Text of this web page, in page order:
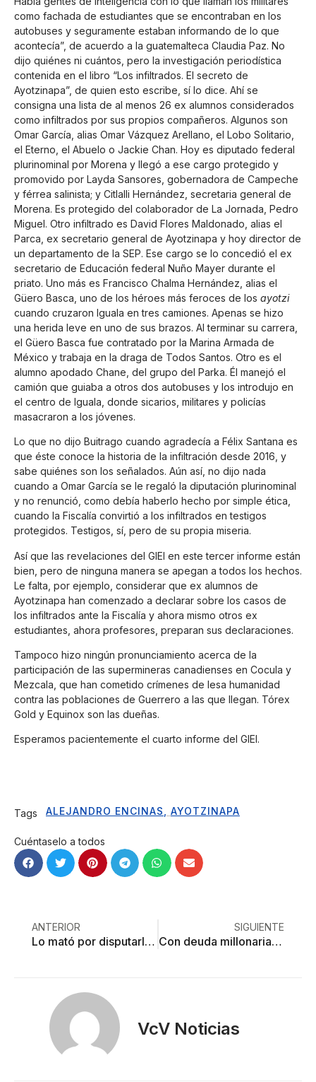
como fachada de estudiantes que se encontraban en los
autobuses y seguramente estaban informando de lo que
acontecía”, de acuerdo a la guatemalteca Claudia Paz. No
dijo quiénes ni cuántos, pero la investigación periodística
contenida en el libro “Los infiltrados. El secreto de
Ayotzinapa”, de quien esto escribe, sí lo dice. Ahí se
consigna una lista de al menos 26 ex alumnos considerados
como infiltrados por sus propios compañeros. Algunos son
Omar García, alias Omar Vázquez Arellano, el Lobo Solitario,
el Eterno, el Abuelo o Jackie Chan. Hoy es diputado federal
plurinominal por Morena y llegó a ese cargo protegido y
promovido por Layda Sansores, gobernadora de Campeche
y férrea salinista; y Citlalli Hernández, secretaria general de
Morena. Es protegido del colaborador de La Jornada, Pedro
Miguel. Otro infiltrado es David Flores Maldonado, alias el
Parca, ex secretario general de Ayotzinapa y hoy director de
un departamento de la SEP. Ese cargo se lo concedió el ex
secretario de Educación federal Nuño Mayer durante el
priato. Uno más es Francisco Chalma Hernández, alias el
Güero Basca, uno de los héroes más feroces de los ayotzi
cuando cruzaron Iguala en tres camiones. Apenas se hizo
una herida leve en uno de sus brazos. Al terminar su carrera,
el Güero Basca fue contratado por la Marina Armada de
México y trabaja en la draga de Todos Santos. Otro es el
alumno apodado Chane, del grupo del Parka. Él manejó el
camión que guiaba a otros dos autobuses y los introdujo en
el centro de Iguala, donde sicarios, militares y policías
masacraron a los jóvenes.
Lo que no dijo Buitrago cuando agradecía a Félix Santana es
que éste conoce la historia de la infiltración desde 2016, y
sabe quiénes son los señalados. Aún así, no dijo nada
cuando a Omar García se le regaló la diputación plurinominal
y no renunció, como debía haberlo hecho por simple ética,
cuando la Fiscalía convirtió a los infiltrados en testigos
protegidos. Testigos, sí, pero de su propia miseria.
Así que las revelaciones del GIEI en este tercer informe están
bien, pero de ninguna manera se apegan a todos los hechos.
Le falta, por ejemplo, considerar que ex alumnos de
Ayotzinapa han comenzado a declarar sobre los casos de
los infiltrados ante la Fiscalía y ahora mismo otros ex
estudiantes, ahora profesores, preparan sus declaraciones.
Tampoco hizo ningún pronunciamiento acerca de la
participación de las supermineras canadienses en Cocula y
Mezcala, que han cometido crímenes de lesa humanidad
contra las poblaciones de Guerrero a las que llegan. Tórex
Gold y Equinox son las dueñas.
Esperamos pacientemente el cuarto informe del GIEI.
Tags ALEJANDRO ENCINAS AYOTZINAPA
Cuéntaselo a todos
ANTERIOR
Lo mató por disputarle por cajones de estacionamiento
SIGUIENTE
Con deuda millonaria, niega ISSEMyM sueldos de 230 mil pesos; OSFEM refuta su versión
VcV Noticias